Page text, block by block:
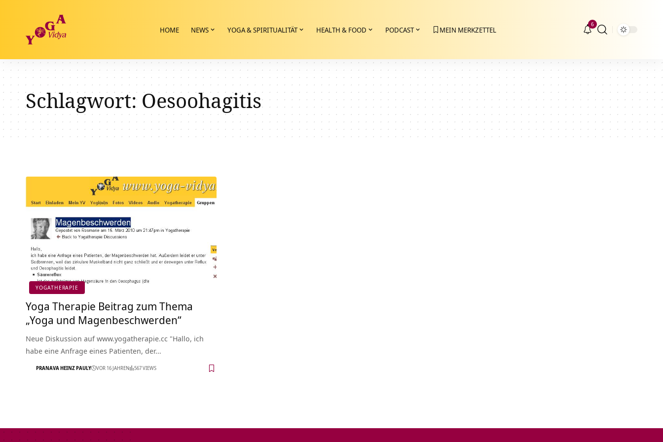
HOME NEWS YOGA & SPIRITUALITÄT HEALTH & FOOD PODCAST MEIN MERKZETTEL
6
Schlagwort: Oesoohagitis
YOGATHERAPIE
Yoga Therapie Beitrag zum Thema
„Yoga und Magenbeschwerden“
Neue Diskussion auf www.yogatherapie.cc "Hallo, ich
habe eine Anfrage eines Patienten, der…
PRANAVA HEINZ PAULY VOR 16 JAHREN 567 VIEWS